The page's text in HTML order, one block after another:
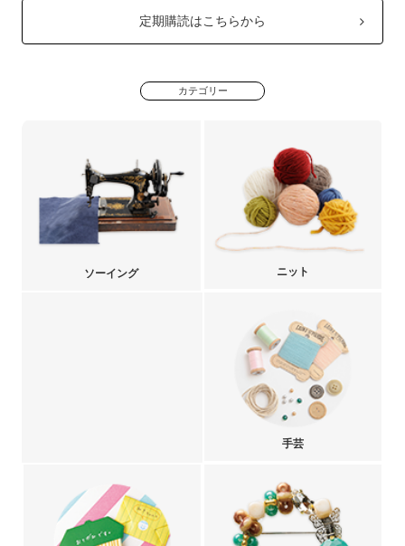
定期購読はこちらから
カテゴリー
ソーイング ニット
手芸